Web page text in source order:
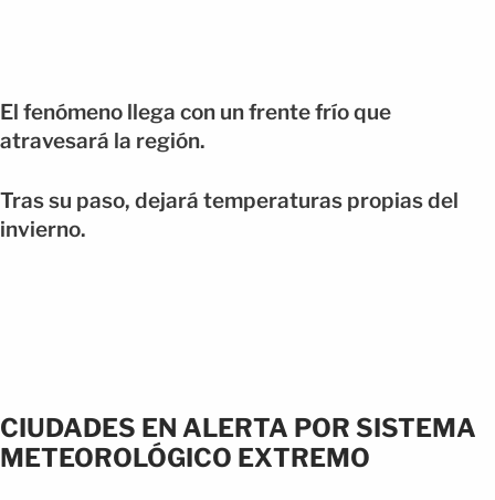
El fenómeno llega con un frente frío que
atravesará la región.
Tras su paso, dejará temperaturas propias del
invierno.
CIUDADES EN ALERTA POR SISTEMA
METEOROLÓGICO EXTREMO